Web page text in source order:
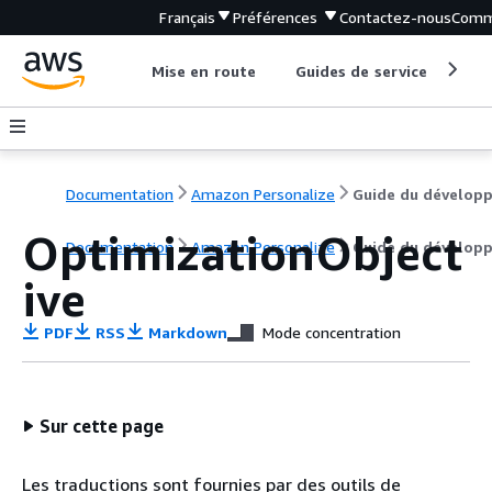
Français Préférences Contactez-nous
Mise en route Guides de service
Documentation Amazon Personalize
Documentation Amazon Personalize Guide du
OptimizationObject
ive
PDF RSS Markdown Mode concentration
Sur cette page
Les traductions sont fournies par des outils de